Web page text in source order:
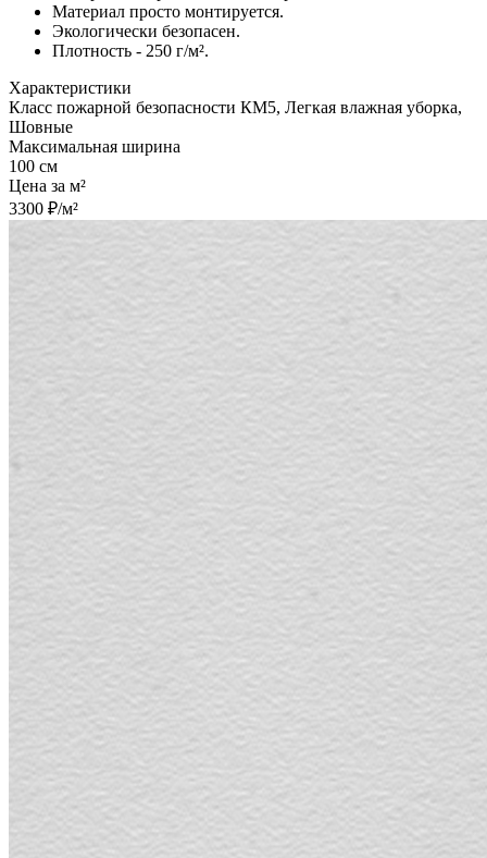
Материал просто монтируется.
Экологически безопасен.
Плотность - 250 г/м².
Характеристики
Класс пожарной безопасности КМ5, Легкая влажная уборка,
Шовные
Максимальная ширина
100 см
Цена за м²
3300 ₽/м²